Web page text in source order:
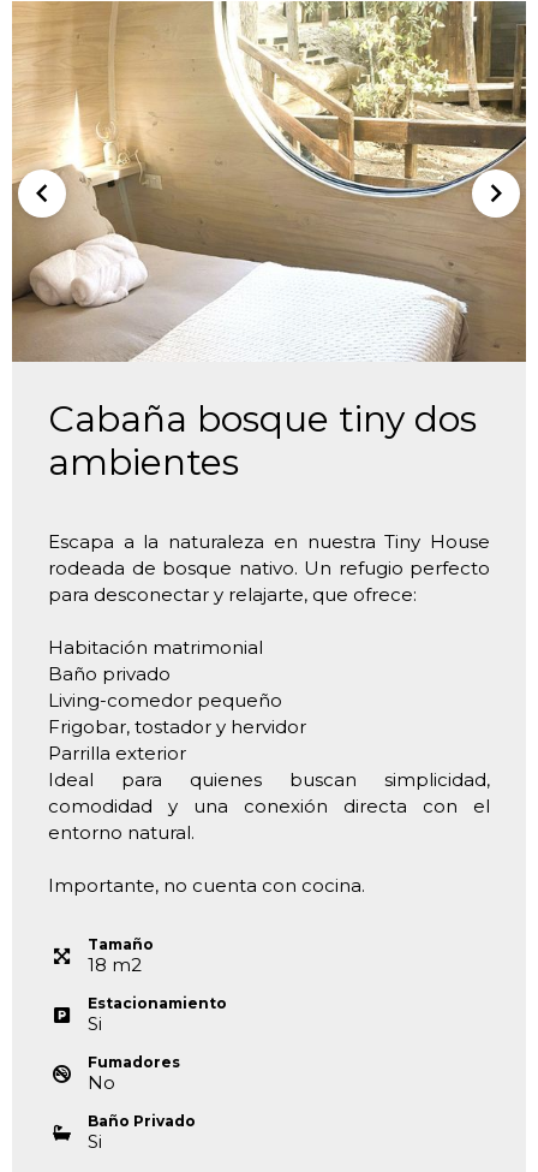
Cabaña bosque tiny dos
ambientes
Escapa a la naturaleza en nuestra Tiny House
rodeada de bosque nativo. Un refugio perfecto
para desconectar y relajarte, que ofrece:
Habitación matrimonial
Baño privado
Living-comedor pequeño
Frigobar, tostador y hervidor
Parrilla exterior
Ideal para quienes buscan simplicidad,
comodidad y una conexión directa con el
entorno natural.
Importante, no cuenta con cocina.
Tamaño
18 m2
Estacionamiento
Si
Fumadores
No
Baño Privado
Si